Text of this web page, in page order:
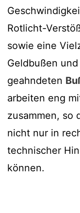
Rotlicht-
sowie eine
Geldbußen
geahndeten
arbeiten eng
zusammen, so
nicht nur in
technischer
können.